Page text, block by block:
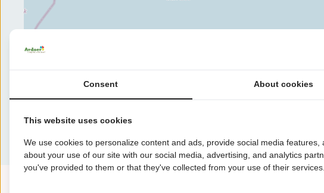
Consent About cookies
This website uses cookies
We use cookies to personalize content and ads, provide social media
about your use of our site with our social media, advertising, and analytics
you've provided to them or that they've collected from your use of their services.